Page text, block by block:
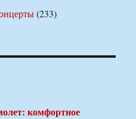
(233)
комфортное